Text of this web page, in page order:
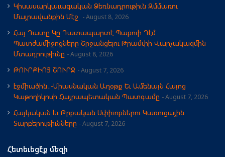
Կիսասարկաւագական Ձեռնադրութիւն Զմմառու
Մայրավանքին Մէջ
August 8, 2026
Հայ Դատը Կը Դատապարտէ Պաքուի Դէմ
Պատժամիջոցները Շրջանցելու Թրամփի Վարչակազմին
Մտադրութիւնը
August 8, 2026
ԹՈՒՐՔԻՈՅ ՇՈՒՐՋ August 7, 2026
էջմիածին․-Միասնական Աղօթք Եւ Ամենայն Հայոց
Կաթողիկոսի Հայրապետական Պատգամը
August 7, 2026
Հայկական եւ Թրքական Սփիւռքներու Կառուցային
Տարբերութիւնները
August 7, 2026
Հետեւեցէ՛ք մեզի